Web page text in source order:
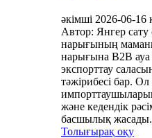
әкімші 2026-06-16
Автор: Янгер сату
нарығының
нарығына B2B
экспорттау
тәжірибесі бар. Ол
және кедендік
басшылық жасады.
Толығырақ оқу